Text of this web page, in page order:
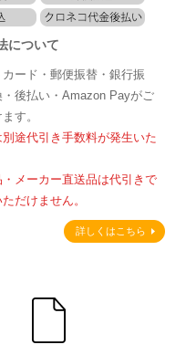
について
カード・郵便振替・銀行振
後払い・Amazon Payがご
す。
途代引き手数料が発生いた
メーカー直送品は代引きで
だけません。
詳しくはこちら